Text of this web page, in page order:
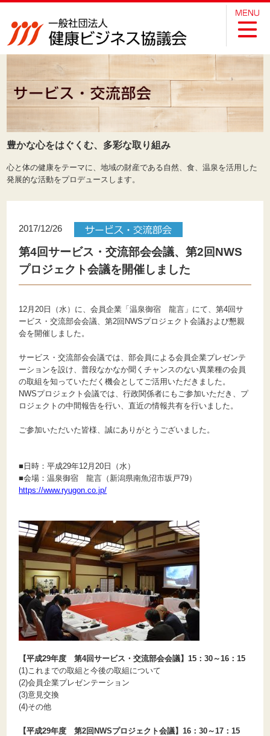
豊かな心をはぐくむ、多彩な取り組み
心と体の健康をテーマに、地域の財産である自然、食、温泉を活用した
発展的な活動をプロデュースします。
2017/12/26
第4回サービス・交流部会会議、第2回NWS
プロジェクト会議を開催しました
12月20日（水）に、会員企業「温泉御宿 龍言」にて、第4回サ
ービス・交流部会会議、第2回NWSプロジェクト会議および懇親
会を開催しました。
サービス・交流部会会議では、部会員による会員企業プレゼンテ
ーションを設け、普段なかなか聞くチャンスのない異業種の会員
の取組を知っていただく機会としてご活用いただきました。
NWSプロジェクト会議では、行政関係者にもご参加いただき、プ
ロジェクトの中間報告を行い、直近の情報共有を行いました。
ご参加いただいた皆様、誠にありがとうございました。
■日時：平成29年12月20日（水）
■会場：温泉御宿 龍言（新潟県南魚沼市坂戸79）
https://www.ryugon.co.jp/
【平成29年度 第4回サービス・交流部会会議】15：30～16：15
(1)これまでの取組と今後の取組について
(2)会員企業プレゼンテーション
(3)意見交換
(4)その他
【平成29年度 第2回NWSプロジェクト会議】16：30～17：15